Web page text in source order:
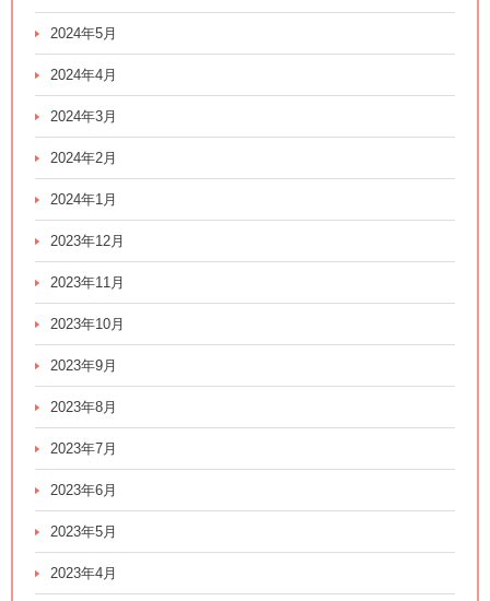
2024年5月
2024年4月
2024年3月
2024年2月
2024年1月
2023年12月
2023年11月
2023年10月
2023年9月
2023年8月
2023年7月
2023年6月
2023年5月
2023年4月